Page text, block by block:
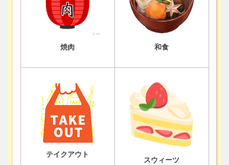
焼肉 和食
テイクアウト
スウィーツ